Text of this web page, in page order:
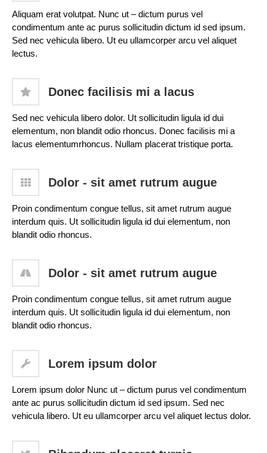
Aliquam erat volutpat. Nunc ut – dictum purus vel
condimentum ante ac purus sollicitudin dictum id sed ipsum.
Sed nec vehicula libero. Ut eu ullamcorper arcu vel aliquet
lectus.
Donec facilisis mi a lacus
Sed nec vehicula libero dolor. Ut sollicitudin ligula id dui
elementum, non blandit odio rhoncus. Donec facilisis mi a
lacus elementumrhoncus. Nullam placerat tristique porta.
Dolor - sit amet rutrum augue
Proin condimentum congue tellus, sit amet rutrum augue
interdum quis. Ut sollicitudin ligula id dui elementum, non
blandit odio rhoncus.
Dolor - sit amet rutrum augue
Proin condimentum congue tellus, sit amet rutrum augue
interdum quis. Ut sollicitudin ligula id dui elementum, non
blandit odio rhoncus.
Lorem ipsum dolor
Lorem ipsum dolor Nunc ut – dictum purus vel condimentum
ante ac purus sollicitudin dictum id sed ipsum. Sed nec
vehicula libero. Ut eu ullamcorper arcu vel aliquet lectus dolor.